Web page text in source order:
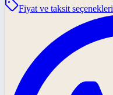
Fiyat ve taksit seçenekleri